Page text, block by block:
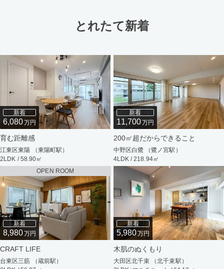
とれたて新着
新着
6,080万円
育む距離感
江東区東陽 （東陽町駅）
2LDK / 58.90㎡
新着
11,700万円
200㎡超だからできること
中野区白鷺 （鷺ノ宮駅）
4LDK / 218.94㎡
OPEN ROOM
新着
8,980万円
CRAFT LIFE
台東区三筋 （蔵前駅）
新着
5,980万円
木肌のぬくもり
大田区北千束 （北千束駅）